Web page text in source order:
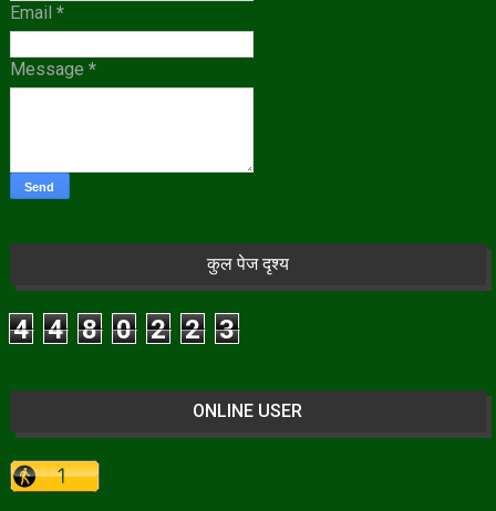
Email *
Message *
कुल पेज दृश्य
4 4 8 0 2 2 3
ONLINE USER